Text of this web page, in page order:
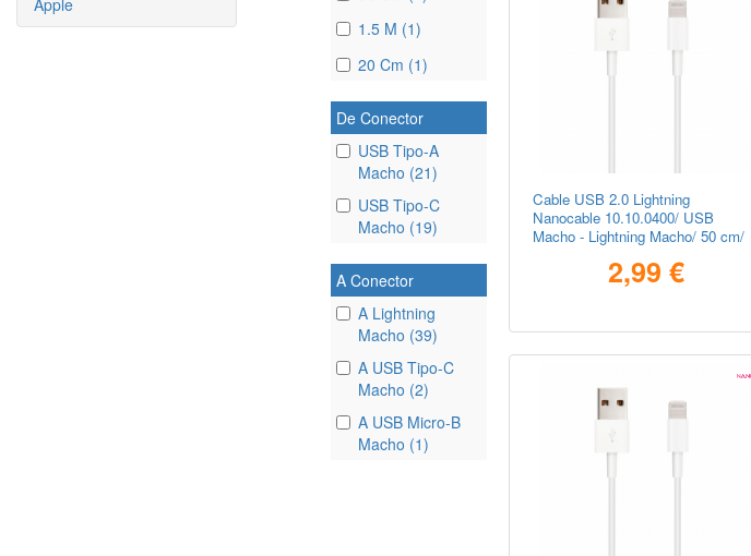
Apple
1.5 M (1)
20 Cm (1)
De Conector
USB Tipo-A
Macho (21)
USB Tipo-C
Macho (19)
A Conector
A Lightning
Macho (39)
A USB Tipo-C
Macho (2)
A USB Micro-B
Macho (1)
Cable USB 2.0 Lightning
Nanocable 10.10.0400/ USB
Macho - Lightning Macho/ 50 cm/
2,99 €